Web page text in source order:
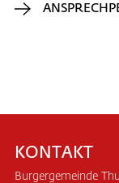
KONTAKT
Burgergemeinde